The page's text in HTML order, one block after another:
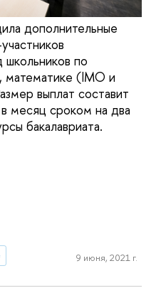
дополнительные
по
(IMO и
выплат составит
месяц сроком на два
бакалавриата.
9 июня, 2021 г.